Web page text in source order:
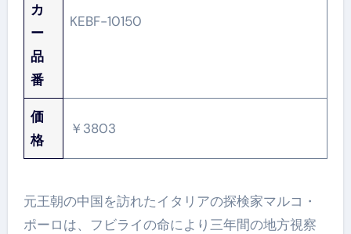
カ
ー
品
番
KEBF-10150
価
格
￥3803
元王朝の中国を訪れたイタリアの探検家マルコ・
ポーロは、フビライの命により三年間の地方視察